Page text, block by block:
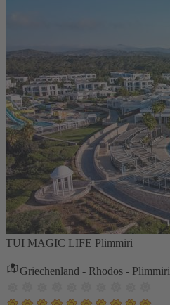
TUI MAGIC LIFE Plimmiri
Griechenland - Rhodos - Plimmiri